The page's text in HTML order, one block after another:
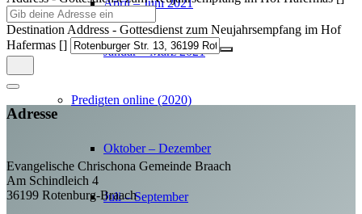
April – Juni 2021
Januar – März 2021
Predigten online (2020)
Oktober – Dezember
Juli – September
Destination Address - Gottesdienst zum Neujahrsempfang im Hof
Hafermas []
Adresse
Evangelische Chrischona Gemeinde Braach
Am Schindleich 4
36199 Rotenburg-Braach